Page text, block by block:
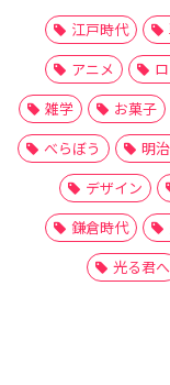
江戸時代
アニメ
雑学
お菓子
べらぼう
明
デザイン
鎌倉時代
光る君へ